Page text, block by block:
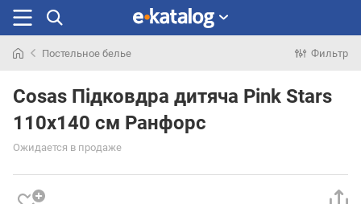
раньше
Постельное белье Фильтр
Cosas Підковдра дитяча Pink Stars
110x140 см Ранфорс
Ожидается в продаже